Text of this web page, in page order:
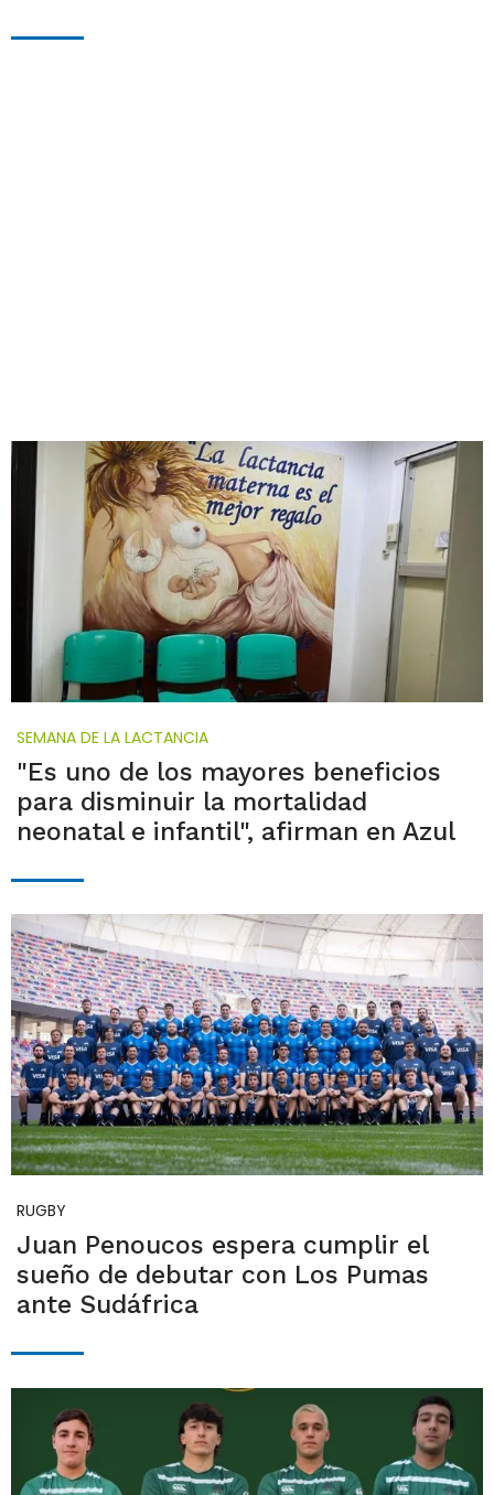
SEMANA DE LA LACTANCIA
"Es uno de los mayores beneficios
para disminuir la mortalidad
neonatal e infantil", afirman en Azul
RUGBY
Juan Penoucos espera cumplir el
sueño de debutar con Los Pumas
ante Sudáfrica